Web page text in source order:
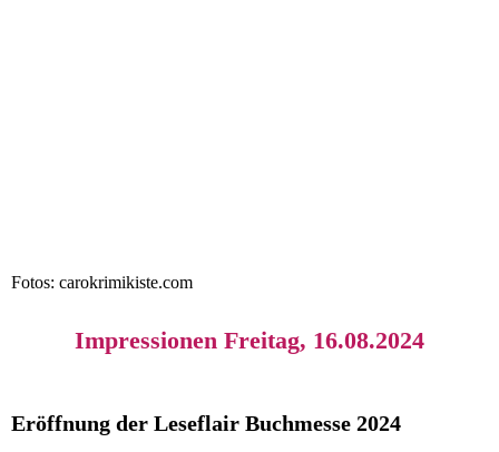
Fotos: carokrimikiste.com
Impressionen Freitag, 16.08.2024
Eröffnung der Leseflair Buchmesse 2024